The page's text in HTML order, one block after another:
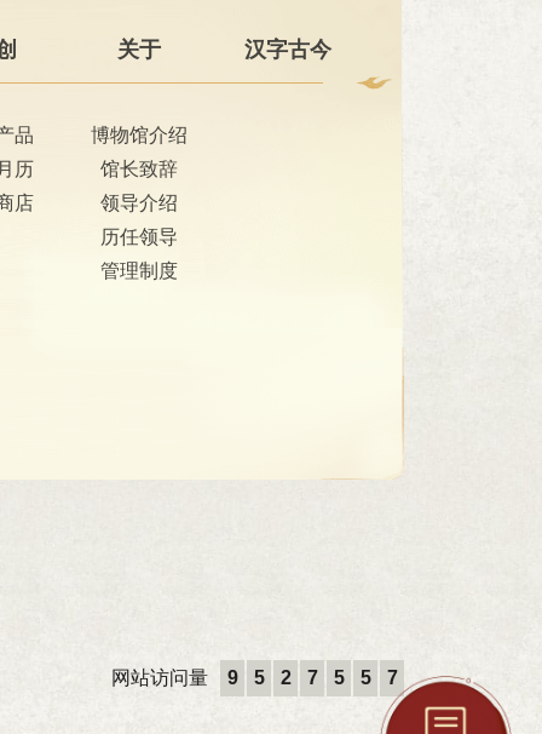
品
历
店
关于
博物馆介绍
馆长致辞
领导介绍
历任领导
管理制度
汉字古今
网站访问量 9 5 2 7 5 5 7